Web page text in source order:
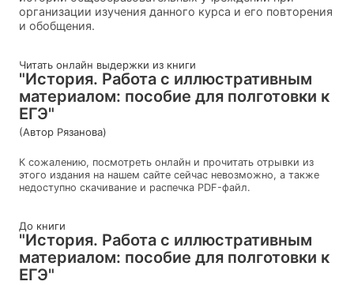
организации изучения данного курса и его повторения
и обобщения.
Читать онлайн выдержки из книги
"История. Работа с иллюстративным
материалом: пособие для полготовки к
ЕГЭ"
(Автор Рязанова)
К сожалению, посмотреть онлайн и прочитать отрывки из
этого издания на нашем сайте сейчас невозможно, а также
недоступно скачивание и распечка PDF-файл.
До книги
"История. Работа с иллюстративным
материалом: пособие для полготовки к
ЕГЭ"